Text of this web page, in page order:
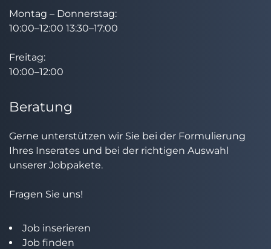
Montag – Donnerstag:
10:00–12:00 13:30–17:00
Freitag:
10:00–12:00
Beratung
Gerne unterstützen wir Sie bei der Formulierung
Ihres Inserates und bei der richtigen Auswahl
unserer Jobpakete.
Fragen Sie uns!
Job inserieren
Job finden